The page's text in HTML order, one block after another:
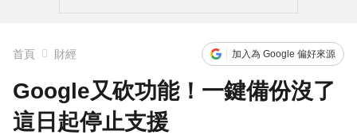
首頁 財經 加入為 Google 偏好來源
Google又砍功能！一鍵備份沒了
這日起停止支援